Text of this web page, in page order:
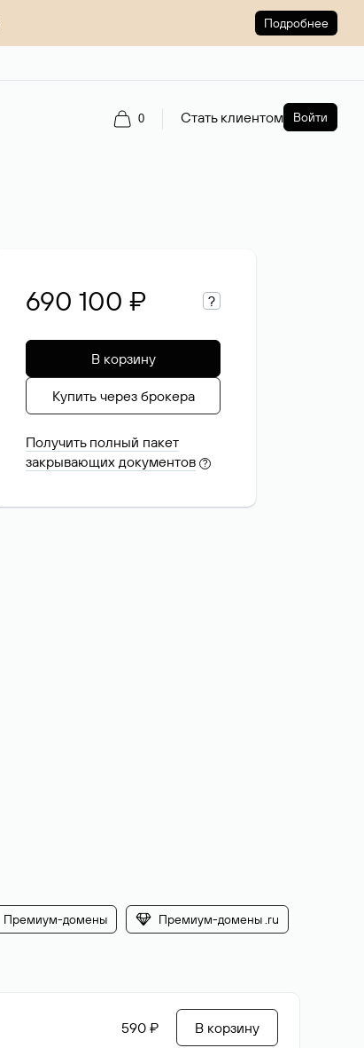
Подробнее
0 Стать клиентом Войти
690 100 ₽ ?
В корзину
Купить через брокера
Получить полный пакет
закрывающих документов ?
Премиум-домены Премиум-домены .ru
590 ₽ В корзину